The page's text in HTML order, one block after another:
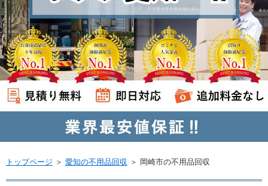
トップページ ＞ 愛知の不用品回収 ＞ 岡崎市の不用品回収